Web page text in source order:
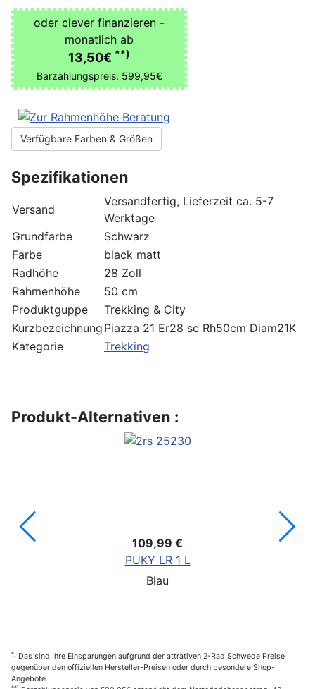
oder clever finanzieren -
monatlich ab
13,50€ **)
Barzahlungspreis: 599,95€
Verfügbare Farben & Größen
Spezifikationen
Versand
Versandfertig, Lieferzeit ca. 5-7
Werktage
Grundfarbe
Schwarz
Farbe
black matt
Radhöhe
28 Zoll
Rahmenhöhe
50 cm
Produktguppe
Trekking & City
Kurzbezeichnung Piazza 21 Er28 sc Rh50cm Diam21K
Kategorie
Trekking
Produkt-Alternativen :
109,99 €
PUKY LR 1 L
Blau
*) Das sind Ihre Einsparungen aufgrund der attrativen 2-Rad Schwede Preise
gegenüber den offiziellen Hersteller-Preisen oder durch besondere Shop-
Angebote
**)